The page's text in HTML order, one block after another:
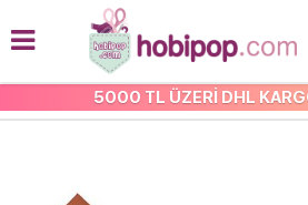
5000 TL ÜZERİ DHL
ÇANTA KİLİT VE KLİPSLERİ